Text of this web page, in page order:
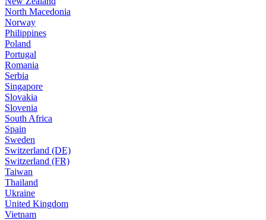
North Macedonia
Norway
Philippines
Poland
Portugal
Romania
Serbia
Singapore
Slovakia
Slovenia
South Africa
Spain
Sweden
Switzerland (DE)
Switzerland (FR)
Taiwan
Thailand
Ukraine
United Kingdom
Vietnam